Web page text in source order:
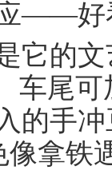
——好
的文
车尾
的手
拿铁